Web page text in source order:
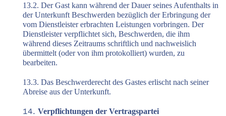
13.2. Der Gast kann während der Dauer seines Aufenthalts in
der Unterkunft Beschwerden bezüglich der Erbringung der
vom Dienstleister erbrachten Leistungen vorbringen. Der
Dienstleister verpflichtet sich, Beschwerden, die ihm
während dieses Zeitraums schriftlich und nachweislich
übermittelt (oder von ihm protokolliert) wurden, zu
bearbeiten.
13.3. Das Beschwerderecht des Gastes erlischt nach seiner
Abreise aus der Unterkunft.
Verpflichtungen der Vertragspartei